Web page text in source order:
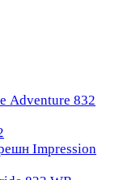
Adventure 832
Impression